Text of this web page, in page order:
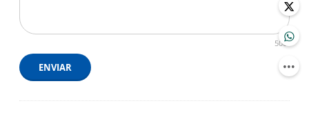
500
ENVIAR